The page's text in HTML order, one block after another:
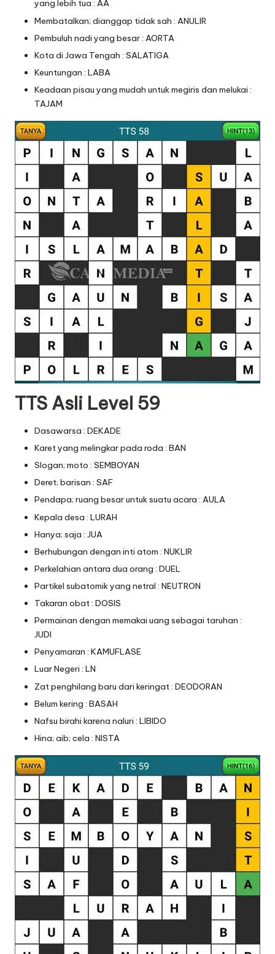
yang lebih tua : AA
Membatalkan; dianggap tidak sah : ANULIR
Pembuluh nadi yang besar : AORTA
Kota di Jawa Tengah : SALATIGA
Keuntungan : LABA
Keadaan pisau yang mudah untuk megiris dan melukai :
TAJAM
TTS Asli Level 59
Dasawarsa : DEKADE
Karet yang melingkar pada roda : BAN
Slogan; moto : SEMBOYAN
Deret; barisan : SAF
Pendapa; ruang besar untuk suatu acara : AULA
Kepala desa : LURAH
Hanya; saja : JUA
Berhubungan dengan inti atom : NUKLIR
Perkelahian antara dua orang : DUEL
Partikel subatomik yang netral : NEUTRON
Takaran obat : DOSIS
Permainan dengan memakai uang sebagai taruhan :
JUDI
Penyamaran : KAMUFLASE
Luar Negeri : LN
Zat penghilang baru dari keringat : DEODORAN
Belum kering : BASAH
Nafsu birahi karena naluri : LIBIDO
Hina; aib; cela : NISTA